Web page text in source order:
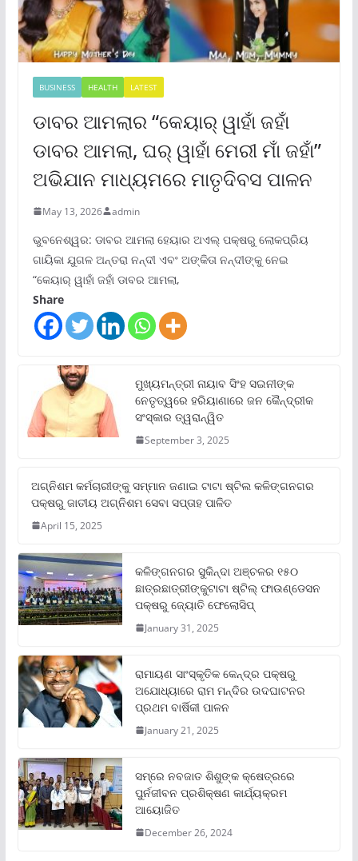
BUSINESS HEALTH LATEST
ଡାବର ଆମଲାର “କେୟାର୍ ୱାହାଁ ଜହାଁ
ଡାବର ଆମଲା, ଘର୍ ୱାହାଁ ମେରୀ ମାଁ ଜହାଁ”
ଅଭିଯାନ ମାଧ୍ୟମରେ ମାତୃଦିବସ ପାଳନ
May 13, 2026 admin
ଭୁବନେଶ୍ୱର: ଡାବର ଆମଲା ହେୟାର ଅଏଲ୍ ପକ୍ଷରୁ ଲୋକପ୍ରିୟ
ଗାୟିକା ଯୁଗଳ ଅନ୍ତରା ନନ୍ଦୀ ଏବଂ ଅଙ୍କିତା ନନ୍ଦୀଙ୍କୁ ନେଇ
“କେୟାର୍ ୱାହାଁ ଜହାଁ ଡାବର ଆମଲା,
Share
ମୁଖ୍ୟମନ୍ତ୍ରୀ ନାୟାବ ସିଂହ ସଇନୀଙ୍କ
ନେତୃତ୍ୱରେ ହରିୟାଣାରେ ଜନ କୈନ୍ଦ୍ରୀକ
ସଂସ୍କାର ତ୍ୱରାନ୍ୱିତ
September 3, 2025
ଅଗ୍ନିଶମ କର୍ମଚାରୀଙ୍କୁ ସମ୍ମାନ ଜଣାଇ ଟାଟା ଷ୍ଟିଲ କଳିଙ୍ଗନଗର
ପକ୍ଷରୁ ଜାତୀୟ ଅଗ୍ନିଶମ ସେବା ସପ୍ତାହ ପାଳିତ
April 15, 2025
କଳିଙ୍ଗନଗର ସୁକିନ୍ଦା ଅଞ୍ଚଳର ୧୫୦
ଛାତ୍ରଛାତ୍ରୀଙ୍କୁଟାଟା ଷ୍ଟିଲ୍ ଫାଉଣ୍ଡେସନ
ପକ୍ଷରୁ ଜ୍ୟୋତି ଫେଲୋସିପ୍‌
January 31, 2025
ରାମାୟଣ ସାଂସ୍କୃତିକ କେନ୍ଦ୍ର ପକ୍ଷରୁ
ଅଯୋଧ୍ୟାରେ ରାମ ମନ୍ଦିର ଉଦଘାଟନର
ପ୍ରଥମ ବାର୍ଷିକୀ ପାଳନ
January 21, 2025
ସମ୍‌ରେ ନବଜାତ ଶିଶୁଙ୍କ କ୍ଷେତ୍ରରେ
ପୁର୍ନଜୀବନ ପ୍ରଶିକ୍ଷଣ କାର୍ଯ୍ୟକ୍ରମ
ଆୟୋଜିତ
December 26, 2024